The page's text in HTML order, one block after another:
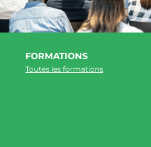
FORMATIONS
Toutes les formations